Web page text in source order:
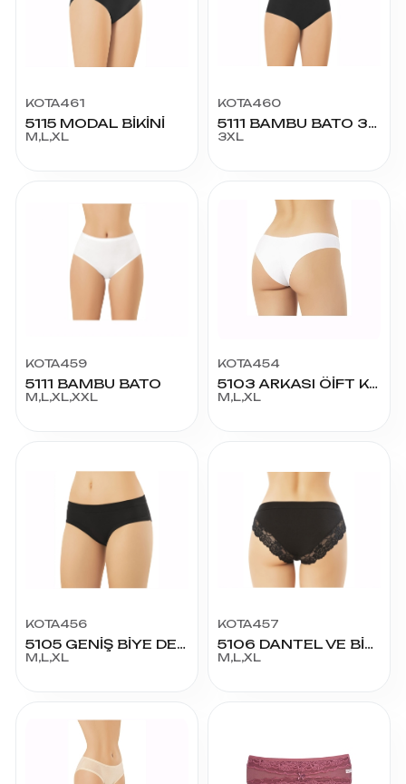
KOTA461
5115 MODAL BİKİNİ
M,L,XL
KOTA460
5111 BAMBU BATO 3XL
3XL
KOTA459
5111 BAMBU BATO
M,L,XL,XXL
KOTA454
5103 ARKASI ÖİFT KATLI MODAL BİKİNİ
M,L,XL
KOTA456
5105 GENİŞ BİYE DETAYLI MODAL BİKİNİ
M,L,XL
KOTA457
5106 DANTEL VE BİYE DETAYLI MODAL BİKİNİ
M,L,XL